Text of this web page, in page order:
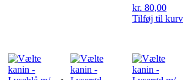
kr. 80,00
Tilføj til kurv